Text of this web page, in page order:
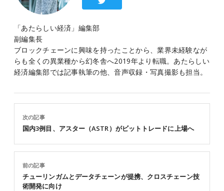
「あたらしい経済」編集部
副編集長
ブロックチェーンに興味を持ったことから、業界未経験なが
らも全くの異業種から幻冬舎へ2019年より転職。あたらしい
経済編集部では記事執筆の他、音声収録・写真撮影も担当。
前の記事
チューリンガムとデータチェーンが提携、クロスチェーン技
術開発に向け
次の記事
国内3例目、アスター（ASTR）がビットトレードに上場へ